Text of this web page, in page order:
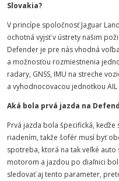
Slovakia?
V princípe spoločnosť Jaguar
ochotná vyjsť v ústrety našim
Defender je pre nás vhodná
a možnosťou rozmiestnenia
radary, GNSS, IMU na streche
a vyhodnocovacou jednotkou AIL
Aká bola prvá jazda na
Prvá jazda bola špecifická,
riadením, takže šofér musí byť
spotreba, ktorá na tak veľké
motorom a jazdou po diaľnici
sledovať aj tento parameter,